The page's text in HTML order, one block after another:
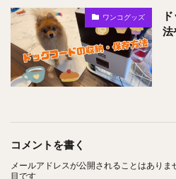
ワンコグッズ
法
コメントを書く
メールアドレスが公開されることはありま
目です